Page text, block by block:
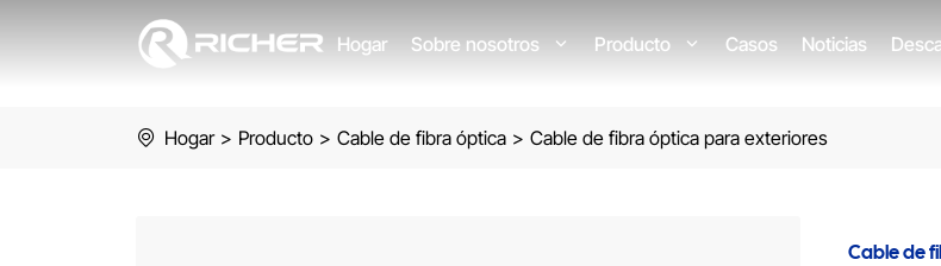
Hogar Sobre nosotros Producto Casos Noticias
GYFTY53Cable
Hogar > Producto > Cable de fibra óptica > Cable de fibra óptica para exteriores
Cable de